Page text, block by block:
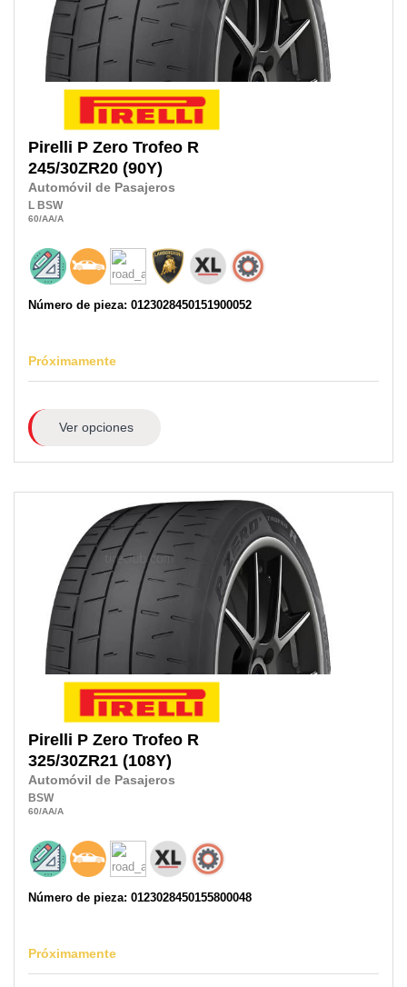
Pirelli P Zero Trofeo R
245/30ZR20 (90Y)
Automóvil de Pasajeros
L BSW
60/AA/A
Número de pieza: 0123028450151900052
Próximamente
Ver opciones
Pirelli P Zero Trofeo R
325/30ZR21 (108Y)
Automóvil de Pasajeros
BSW
60/AA/A
Número de pieza: 0123028450155800048
Próximamente